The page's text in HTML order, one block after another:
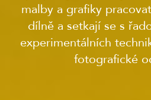
malby a grafiky
dílně a setkají se s
experimentálních
fotografické